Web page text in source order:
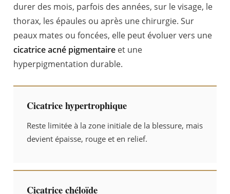
durer des mois, parfois des années, sur le visage, le
thorax, les épaules ou après une chirurgie. Sur
peaux mates ou foncées, elle peut évoluer vers une
cicatrice acné pigmentaire et une
hyperpigmentation durable.
Cicatrice hypertrophique
Reste limitée à la zone initiale de la blessure, mais
devient épaisse, rouge et en relief.
Cicatrice chéloïde